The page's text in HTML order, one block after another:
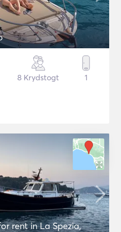
8 Krydstogt 1
rent in La Spezia,